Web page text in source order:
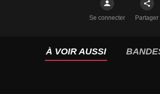
Se connecter Partager
À VOIR AUSSI